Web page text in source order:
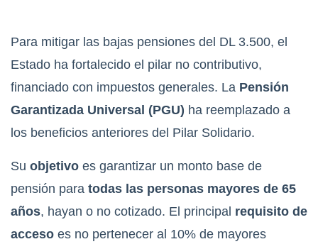
Para mitigar las bajas pensiones del DL 3.500, el
Estado ha fortalecido el pilar no contributivo,
financiado con impuestos generales. La Pensión
Garantizada Universal (PGU) ha reemplazado a
los beneficios anteriores del Pilar Solidario.
Su objetivo es garantizar un monto base de
pensión para todas las personas mayores de 65
años, hayan o no cotizado. El principal requisito de
acceso es no pertenecer al 10% de mayores